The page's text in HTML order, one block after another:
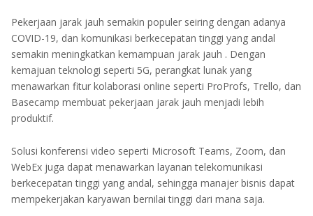
Pekerjaan jarak jauh semakin populer seiring dengan adanya
COVID-19, dan komunikasi berkecepatan tinggi yang andal
semakin meningkatkan kemampuan jarak jauh . Dengan
kemajuan teknologi seperti 5G, perangkat lunak yang
menawarkan fitur kolaborasi online seperti ProProfs, Trello, dan
Basecamp membuat pekerjaan jarak jauh menjadi lebih
produktif.
Solusi konferensi video seperti Microsoft Teams, Zoom, dan
WebEx juga dapat menawarkan layanan telekomunikasi
berkecepatan tinggi yang andal, sehingga manajer bisnis dapat
mempekerjakan karyawan bernilai tinggi dari mana saja.